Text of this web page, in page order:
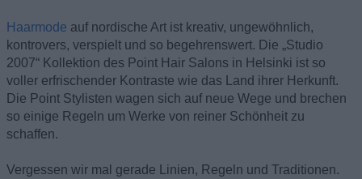
Haarmode auf nordische Art ist kreativ, ungewöhnlich,
kontrovers, verspielt und so begehrenswert. Die „Studio
2007“ Kollektion des Point Hair Salons in Helsinki ist so
voller erfrischender Kontraste wie das Land ihrer Herkunft.
Die Point Stylisten wagen sich auf neue Wege und brechen
so einige Regeln um Werke von reiner Schönheit zu
schaffen.
Vergessen wir mal gerade Linien, Regeln und Traditionen.